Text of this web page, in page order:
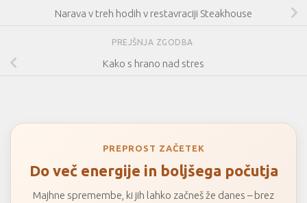
Narava v treh hodih v restavraciji Steakhouse
PREJŠNJA ZGODBA
Kako s hrano nad stres
PREPROST ZAČETEK
Do več energije in boljšega počutja
Majhne spremembe, ki jih lahko začneš že danes – brez